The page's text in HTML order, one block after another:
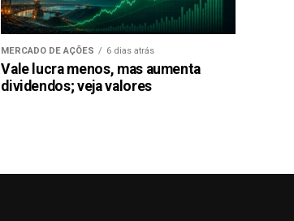
MERCADO DE AÇÕES 6 dias atrás
Vale lucra menos, mas aumenta
dividendos; veja valores